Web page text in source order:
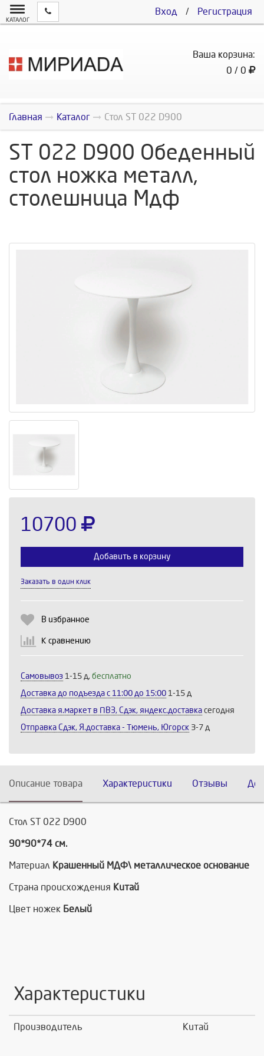
Вход / Регистрация
КАТАЛОГ
Ваша корзина:
0 / 0
Главная Каталог Стол ST 022 D900
ST 022 D900 Обеденный
стол ножка металл,
столешница Мдф
10700
Добавить в корзину
Заказать в один клик
В избранное
К сравнению
Самовывоз 1-15 д, бесплатно
Доставка до подъезда c 11:00 до 15:00 1-15 д
Доставка я.маркет в ПВЗ, Сдэк, яндекс.доставка сегодня
Отправка Сдэк, Я.доставка - Тюмень, Югорск 3-7 д
Описание товара Характеристики Отзывы
Стол ST 022 D900
90*90*74 см.
Материал Крашенный МДФ\ металлическое основание
Страна происхождения Китай
Цвет ножек Белый
Характеристики
Производитель Китай